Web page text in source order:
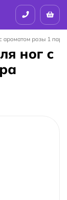
ароматом розы 1 пара
ног с